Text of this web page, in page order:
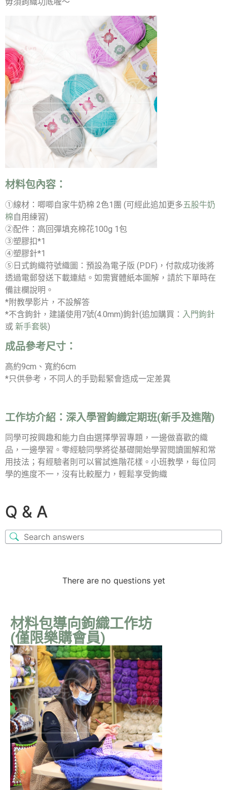
毋須鉤織功底喔～
材料包內容：
①線材：唧唧自家牛奶棉 2色1團 (可經此追加更多五股牛奶
棉自用練習)
②配件：高回彈填充棉花100g 1包
③塑膠扣*1
④塑膠針*1
⑤日式鉤織符號織圖 ：預設為電子版 (PDF)，付款成功後將
透過電郵發送下載連結。如需實體紙本圖解，請於下單時在
備註欄說明。
*附教學影片，不設解答
*不含鉤針，建議使用7號(4.0mm)鉤針(追加購買： 入門鉤針
或 新手套裝)
成品參考尺寸：
高約9cm、寬約6cm
*只供參考，不同人的手勁鬆緊會造成一定差異
工作坊介紹： 深入學習鉤織定期班(新手及進階)
同學可按興趣和能力自由選擇學習專題，一邊做喜歡的織
品，一邊學習。零經驗同學將從基礎開始學習閱讀圖解和常
用技法；有經驗者則可以嘗試進階花樣。小班教學，每位同
學的進度不一，沒有比較壓力，輕鬆享受鉤織
Q & A
There are no questions yet
材料包導向鉤織工作坊
(僅限樂購會員)